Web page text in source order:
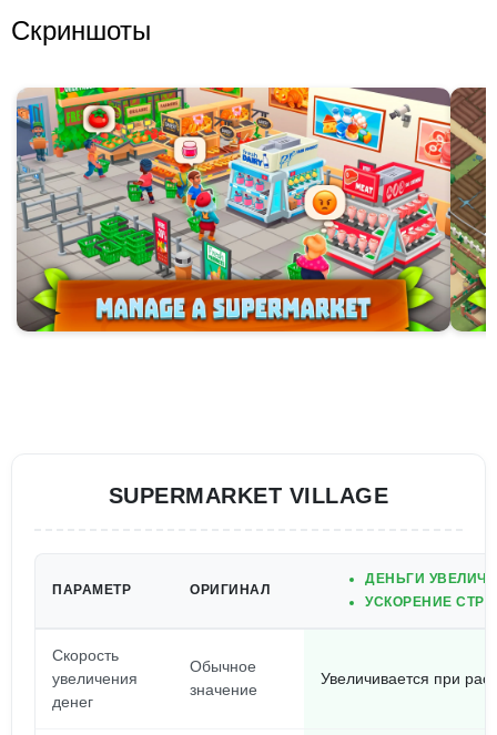
Скриншоты
SUPERMARKET VILLAGE
ПАРАМЕТР ОРИГИНАЛ
ДЕНЬГИ
УСКОРЕНИЕ
Скорость
увеличения
денег
Обычное
значение
Увеличивается при